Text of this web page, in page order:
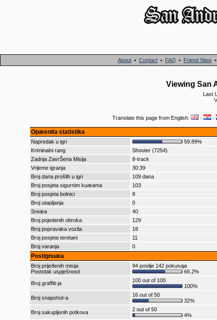
About • Contact • FAQ • Friend Sites
Viewing San
Last
Translate this page from English: · ·
Opæenita statistika
Napredak u igri
59.89%
Kriminalni rang
Shooter (7254)
Zadnja ZavrŠena Misija
8-track
Vrijeme igranja
30:39
Broj dana prošlih u igri
109 dana
Broj posjeta sigurnim kuæama
103
Broj posjeta bolnici
8
Broj utapljanja
0
Sreæa
40
Broj pojedenih obroka
129
Broj popravaka vozila
18
Broj posjeta teretani
11
Broj varanja
0
Postignuæa
Broj prijeðenih misija
Postotak uspješnosti
94 poslije 142 pokusaja
66.2%
Broj graffiti-ja
100 out of 100
100%
Broj snapshot-a
16 out of 50
32%
Broj sakupljenih potkova
2 out of 50
4%